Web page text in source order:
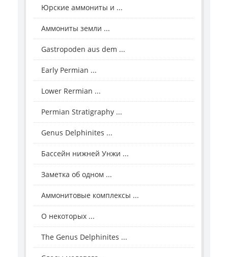
Юрские аммониты и ...
Аммониты земли ...
Gastropoden aus dem ...
Early Permian ...
Lower Rermian ...
Permian Stratigraphy ...
Genus Delphinites ...
Бассейн нижней Унжи ...
Заметка об одном ...
Аммонитовые комплексы ...
О некоторых ...
The Genus Delphinites ...